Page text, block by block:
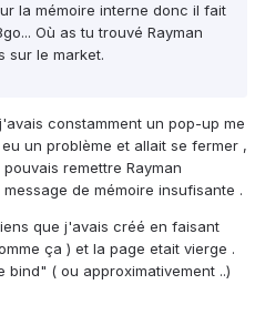
la mémoire interne donc il fait
Où as tu trouvé Rayman
sur le market.
constamment un pop-up me
un problème et allait se fermer ,
remettre Rayman
de mémoire insufisante .
que j'avais créé en faisant
ça ) et la page etait vierge .
( ou approximativement ..)